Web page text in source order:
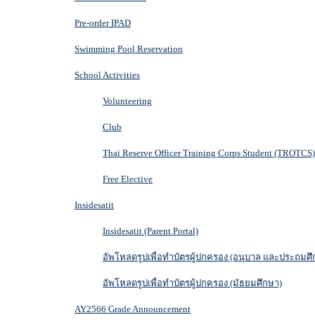
Pre-order IPAD
Swimming Pool Reservation
School Activities
Volunteering
Club
Thai Reserve Officer Training Corps Student (TROTCS)
Free Elective
Insidesatit
Insidesatit (Parent Portal)
อัพโหลดรูปเพื่อทำบัตรผู้ปกครอง (อนุบาล และประถมศึ
อัพโหลดรูปเพื่อทำบัตรผู้ปกครอง (มัธยมศึกษา)
AY2566 Grade Announcement